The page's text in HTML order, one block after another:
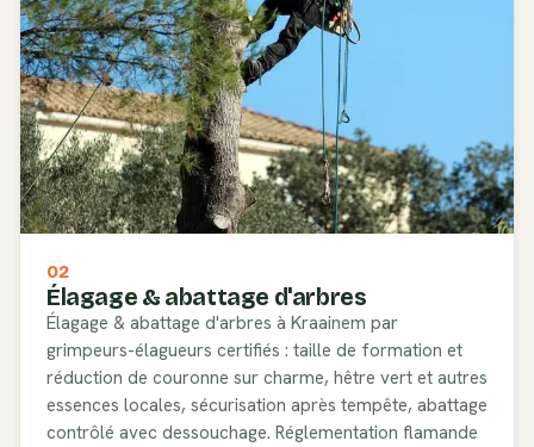
02
Élagage & abattage d'arbres
Élagage & abattage d'arbres à Kraainem par
grimpeurs-élagueurs certifiés : taille de formation et
réduction de couronne sur charme, hêtre vert et autres
essences locales, sécurisation après tempête, abattage
contrôlé avec dessouchage. Réglementation flamande